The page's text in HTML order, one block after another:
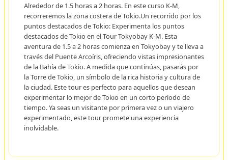
Alrededor de 1.5 horas a 2 horas. En este curso K-M,
recorreremos la zona costera de Tokio.Un recorrido por los
puntos destacados de Tokio: Experimenta los puntos
destacados de Tokio en el Tour Tokyobay K-M. Esta
aventura de 1.5 a 2 horas comienza en Tokyobay y te lleva a
través del Puente Arcoíris, ofreciendo vistas impresionantes
de la Bahía de Tokio. A medida que continúas, pasarás por
la Torre de Tokio, un símbolo de la rica historia y cultura de
la ciudad. Este tour es perfecto para aquellos que desean
experimentar lo mejor de Tokio en un corto período de
tiempo. Ya seas un visitante por primera vez o un viajero
experimentado, este tour promete una experiencia
inolvidable.